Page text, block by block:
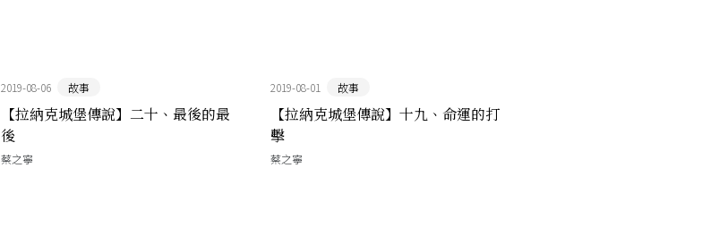
2019-08-06 故事
【拉納克城堡傳說】二十、最後的最
後
蔡之寧
2019-08-01 故事
【拉納克城堡傳說】十九、命運的打
擊
蔡之寧